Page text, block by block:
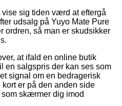
sig tiden værd at eftergå
udsalg på Yuyo Mate Pure
ordren, så man er skudsikker
at ifald en online butik
en salgspris der kan ses som
signal om en bedragerisk
er på den anden side
skærmer dig imod